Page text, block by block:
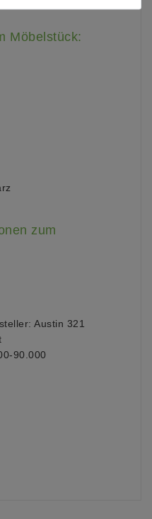
Möbelstück:
zum
Austin 321
90.000